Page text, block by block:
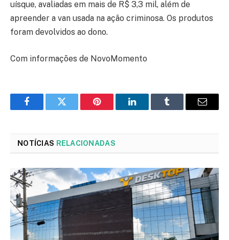
uísque, avaliadas em mais de R$ 3,3 mil, além de
apreender a van usada na ação criminosa. Os produtos
foram devolvidos ao dono.
Com informações de NovoMomento
FacebookTwitter Pinterest LinkedInTumblr Email
NOTÍCIAS RELACIONADAS